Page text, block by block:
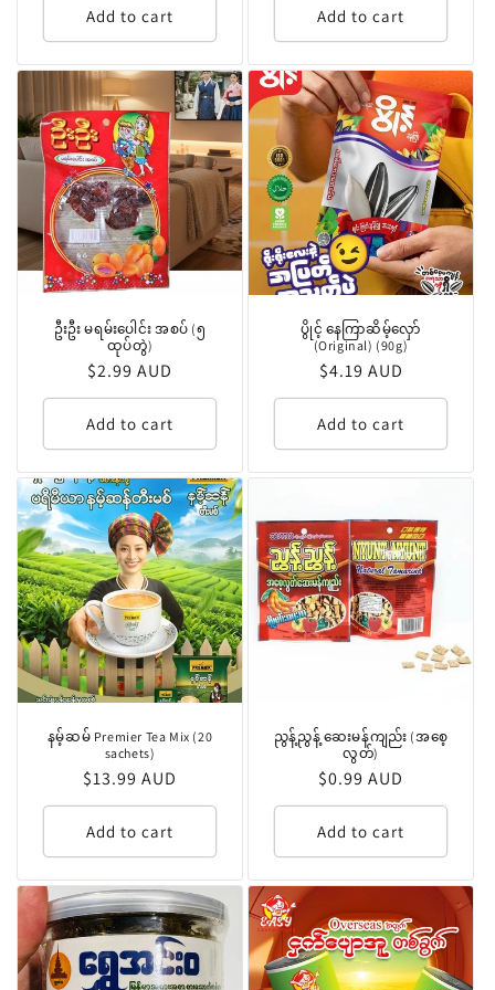
Add to cart Add to cart
ဦးဦး မရမ်းပေါင်း အစပ် (၅
ထုပ်တွဲ)
Regular
price
$2.99 AUD
Add to cart
ပွိုင့် နေကြာဆိမ့်လှော်
(Original) (90g)
Regular
price
$4.19 AUD
Add to cart
နမ့်ဆမ် Premier Tea Mix (20
sachets)
Regular
price
$13.99 AUD
Add to cart
ညွန့်ညွန့် ဆေးမန်ကျည်း (အစေ့
လွတ်)
Regular
price
$0.99 AUD
Add to cart